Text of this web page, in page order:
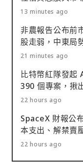
13 minutes ago
非農報告公布前
股走弱，中東局
21 minutes ago
比特幣紅隊發起
390 個專案，揪
22 hours ago
SpaceX 財報公
本支出、解禁賣
22 hours ago